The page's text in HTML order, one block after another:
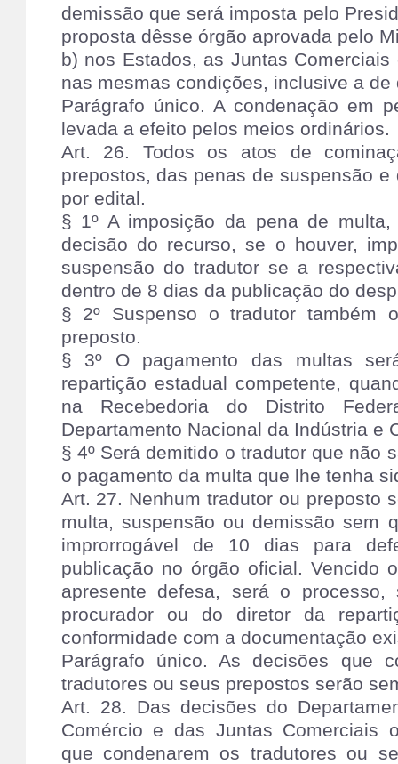
demissão que será imposta pelo
proposta dêsse órgão aprovada pelo
b) nos Estados, as Juntas
nas mesmas condições, inclusive a de
Parágrafo único. A condenação em
levada a efeito pelos meios ordinários.
Art. 26. Todos os atos de
prepostos, das penas de suspensão
por edital.
§ 1º A imposição da pena de
decisão do recurso, se o houver,
suspensão do tradutor se a
dentro de 8 dias da publicação do
§ 2º Suspenso o tradutor também
preposto.
§ 3º O pagamento das multas
repartição estadual competente,
na Recebedoria do Distrito
Departamento Nacional da Indústria e
§ 4º Será demitido o tradutor que não
o pagamento da multa que lhe tenha
Art. 27. Nenhum tradutor ou preposto
multa, suspensão ou demissão sem
improrrogável de 10 dias para
publicação no órgão oficial. Vencido
apresente defesa, será o
procurador ou do diretor da
conformidade com a documentação
Parágrafo único. As decisões que
tradutores ou seus prepostos serão
Art. 28. Das decisões do
Comércio e das Juntas Comerciais
que condenarem os tradutores ou